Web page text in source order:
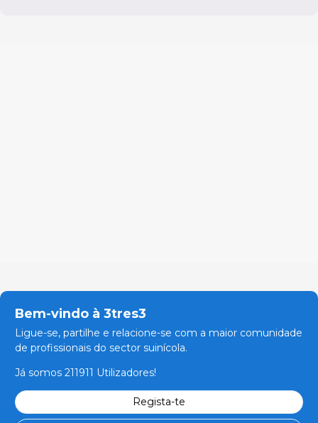
Bem-vindo à 3tres3
Ligue-se, partilhe e relacione-se com a maior comunidade
de profissionais do sector suinícola.
Já somos 211911 Utilizadores!
Regista-te